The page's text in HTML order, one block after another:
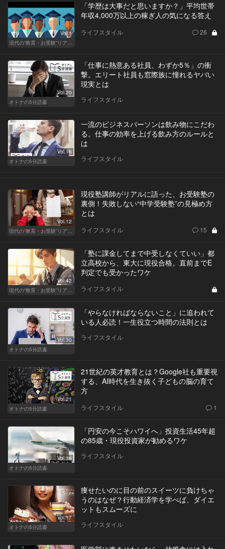
Vol.1
現代の“教育・お受験”リアルドキュメント
「学歴は大事だと思いますか？」平均世帯
年収4,000万以上の稼ぎ人の気になる答え
ライフスタイル 26
Vol.20
オトナの5分読書
「仕事に熱意ある社員、わずか5％」の衝
撃。エリート社員も窓際族に憧れるヤバい
現実とは
ライフスタイル
Vol.16
オトナの5分読書
一流のビジネスパーソンは飲み物にこだわ
る。仕事の効率を上げる飲み方のルールと
は
ライフスタイル
Vol.12
現代の“教育・お受験”リアルドキュメント
現役塾講師がリアルに語った、お受験塾の
裏側！失敗しない“中学受験塾”の見極め方
とは
ライフスタイル 15
Vol.42
現代の“教育・お受験”リアルドキュメント
「塾に課金してまで中受しなくていい」都
立高校から、東大に現役合格。直前までE
判定でも受かったワケ
ライフスタイル
Vol.30
オトナの5分読書
「やらなければならないこと」に追われて
いる人必読！一生役立つ時間の法則とは
ライフスタイル
Vol.21
オトナの5分読書
21世紀の英才教育とは？Google社も重要視
する、AI時代を生き抜く子どもの脳の育て
方
ライフスタイル 1
Vol.36
オトナの5分読書
「円安の今こそハワイへ」投資生活45年超
の85歳・現役投資家が勧めるワケ
ライフスタイル
Vol.17
オトナの5分読書
痩せたいのに目の前のスイーツに負けちゃ
うのはなぜ？行動経済学を学べば、ダイエ
ットもスムーズに
ライフスタイル